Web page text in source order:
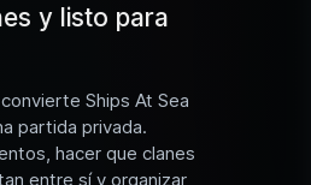
y listo para
Ships At Sea
partida privada.
hacer que clanes
entre sí y organizar